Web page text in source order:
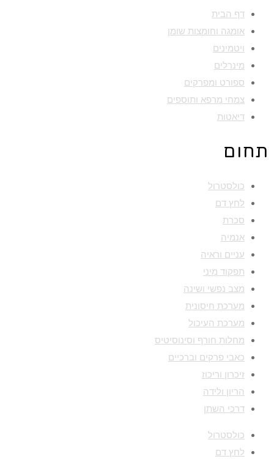
דף הבית
אומגה וחומצות שומן
ויטמינים
מינרלים
ספורט ומפרקים
צמחי מרפא ותוספים
דיאטות
תחום
כולסטרול
לחץ דם
סכרת
אנמיה
עניים וראיה
תפקוד מיני
מצב נפשי ושינה
מערכת חיסונית
מערכת העיכול
מחלות חורף וסינוסיטיס
כאבי פרקים וברכיים
זיכרון וריכוז
הריון ולידה
דרכי השתן
כולסטרול
לחץ דם